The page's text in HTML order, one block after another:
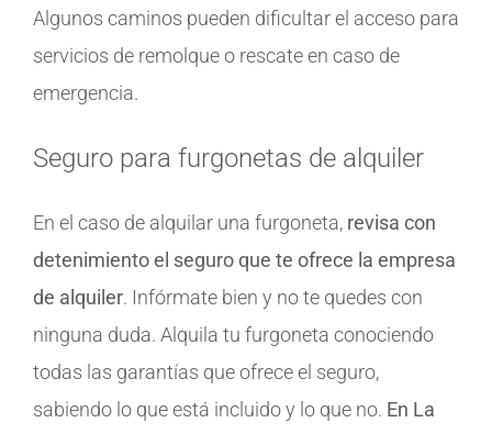
Algunos caminos pueden dificultar el acceso para
servicios de remolque o rescate en caso de
emergencia.
Seguro para furgonetas de alquiler
En el caso de alquilar una furgoneta, revisa con
detenimiento el seguro que te ofrece la empresa
de alquiler. Infórmate bien y no te quedes con
ninguna duda. Alquila tu furgoneta conociendo
todas las garantías que ofrece el seguro,
sabiendo lo que está incluido y lo que no. En La